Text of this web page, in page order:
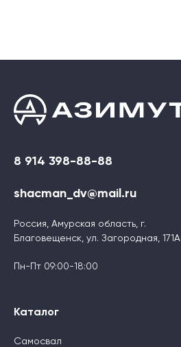
8 914 398-88-88
shacman_dv@mail.ru
Россия, Амурская область, г.
Благовещенск, ул. Загородная, 171А
Пн-Пт 09:00-18:00
Каталог
Самосвал